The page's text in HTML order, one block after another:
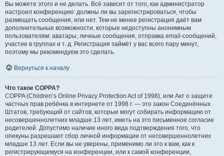
Вы можете этого и не делать. Всё зависит от того, как администратор
настроил конференцию: должны ли вы зарегистрироваться, чтобы
размещать сообщения, или нет. Тем не менее регистрация даёт вам
дополнительные возможности, которые недоступны анонимным
пользователям: аватары, личные сообщения, отправка email-сообщений,
участие в группах и т. д. Регистрация займёт у вас всего пару минут,
поэтому мы рекомендуем это сделать.
Вернуться к началу
Что такое COPPA?
COPPA (Children’s Online Privacy Protection Act of 1998), или Акт о защите
частных прав ребёнка в интернете от 1998 г. — это закон Соединённых
Штатов, требующий от сайтов, которые могут собирать информацию от
несовершеннолетних младше 13 лет, иметь на это письменное согласие
родителей. Допустимо наличие иного вида подтверждения того, что
опекуны разрешают сбор личной информации от несовершеннолетних
младше 13 лет. Если вы не уверены, применимо ли это к вам, как к
регистрирующемуся на конференции, или к самой конференции,